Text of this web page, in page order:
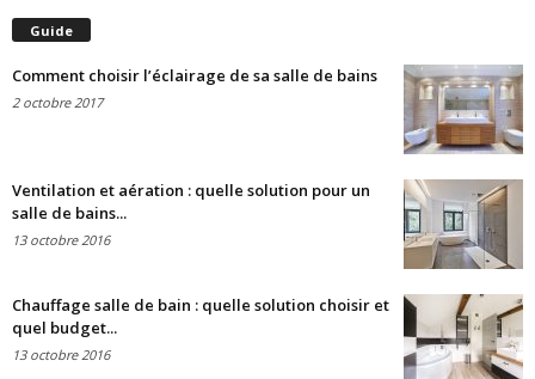
Guide
Comment choisir l’éclairage de sa salle de bains
2 octobre 2017
Ventilation et aération : quelle solution pour un
salle de bains...
13 octobre 2016
Chauffage salle de bain : quelle solution choisir et
quel budget...
13 octobre 2016